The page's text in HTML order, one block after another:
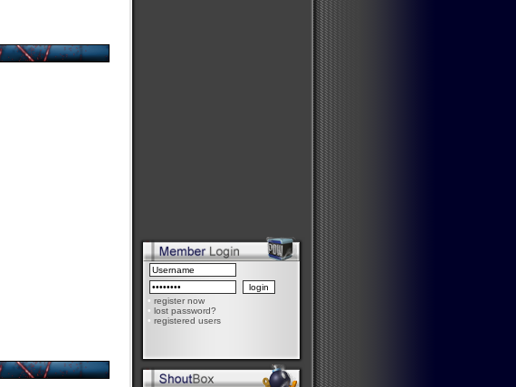
• register now
• lost password?
• registered users